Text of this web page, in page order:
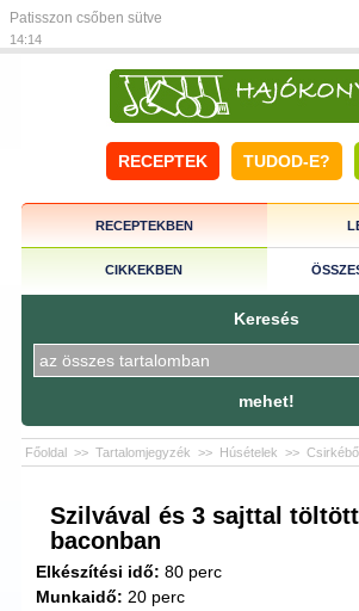
Patisszon csőben sütve
14:14
RECEPTEK TUDOD-E?
RECEPTEKBEN
CIKKEKBEN
Keresés
mehet!
Főoldal >> Tartalomjegyzék >> Húsételek >>
Szilvával és 3 sajttal töltött
baconban
Elkészítési idő: 80 perc
Munkaidő: 20 perc